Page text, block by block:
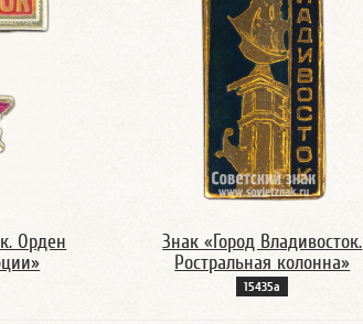
Орден
Знак «Город Владивосток.
Ростральная колонна»
15435а